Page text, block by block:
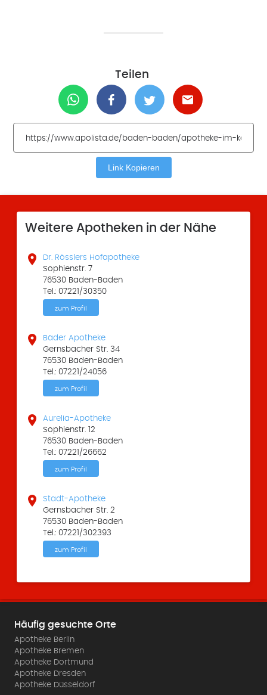
Teilen
Link Kopieren
Weitere Apotheken in der Nähe

Dr. Rösslers Hofapotheke
Sophienstr. 7
76530 Baden-Baden
Tel.: 07221/30350
zum Profil

Bäder Apotheke
Gernsbacher Str. 34
76530 Baden-Baden
Tel.: 07221/24056
zum Profil

Aurelia-Apotheke
Sophienstr. 12
76530 Baden-Baden
Tel.: 07221/26662
zum Profil

Stadt-Apotheke
Gernsbacher Str. 2
76530 Baden-Baden
Tel.: 07221/302393
zum Profil
Häufig gesuchte Orte
Apotheke Berlin
Apotheke Bremen
Apotheke Dortmund
Apotheke Dresden
Apotheke Düsseldorf